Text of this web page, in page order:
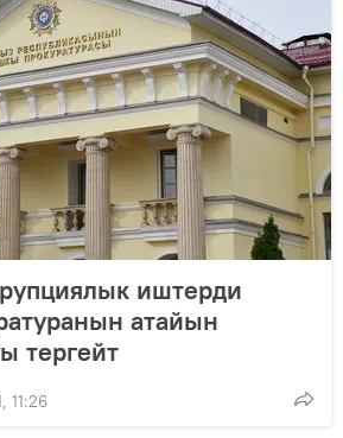
иштерди
атайын
тергейт
11:26